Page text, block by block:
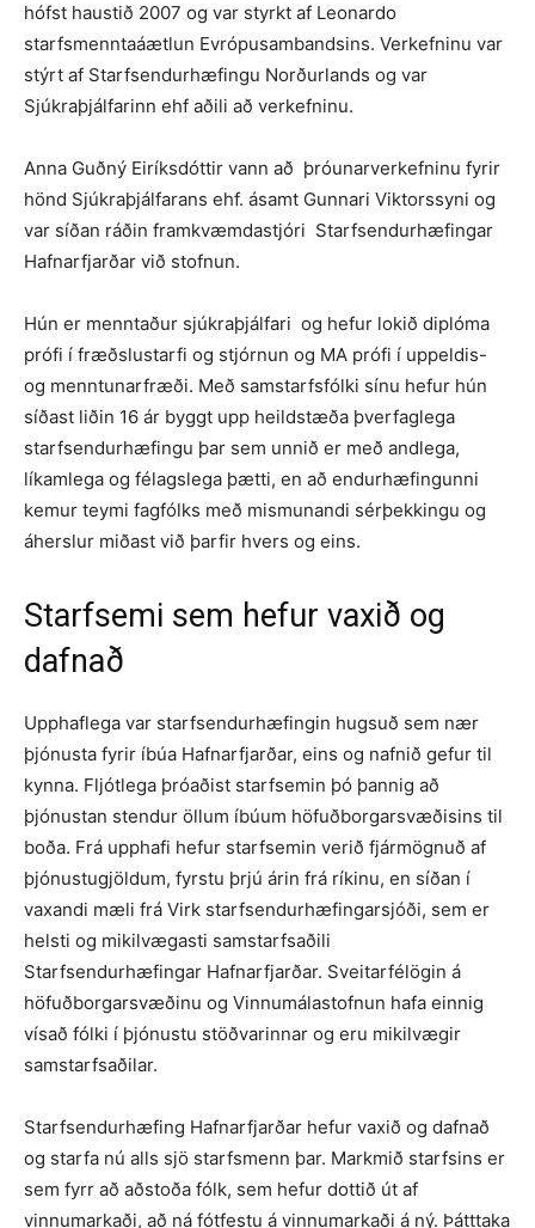
hófst haustið 2007 og var styrkt af Leonardo
starfsmenntaáætlun Evrópusambandsins. Verkefninu var
stýrt af Starfsendurhæfingu Norðurlands og var
Sjúkraþjálfarinn ehf aðili að verkefninu.
Anna Guðný Eiríksdóttir vann að þróunarverkefninu fyrir
hönd Sjúkraþjálfarans ehf. ásamt Gunnari Viktorssyni og
var síðan ráðin framkvæmdastjóri Starfsendurhæfingar
Hafnarfjarðar við stofnun.
Hún er menntaður sjúkraþjálfari og hefur lokið diplóma
prófi í fræðslustarfi og stjórnun og MA prófi í uppeldis-
og menntunarfræði. Með samstarfsfólki sínu hefur hún
síðast liðin 16 ár byggt upp heildstæða þverfaglega
starfsendurhæfingu þar sem unnið er með andlega,
líkamlega og félagslega þætti, en að endurhæfingunni
kemur teymi fagfólks með mismunandi sérþekkingu og
áherslur miðast við þarfir hvers og eins.
Starfsemi sem hefur vaxið og
dafnað
Upphaflega var starfsendurhæfingin hugsuð sem nær
þjónusta fyrir íbúa Hafnarfjarðar, eins og nafnið gefur til
kynna. Fljótlega þróaðist starfsemin þó þannig að
þjónustan stendur öllum íbúum höfuðborgarsvæðisins til
boða. Frá upphafi hefur starfsemin verið fjármögnuð af
þjónustugjöldum, fyrstu þrjú árin frá ríkinu, en síðan í
vaxandi mæli frá Virk starfsendurhæfingarsjóði, sem er
helsti og mikilvægasti samstarfsaðili
Starfsendurhæfingar Hafnarfjarðar. Sveitarfélögin á
höfuðborgarsvæðinu og Vinnumálastofnun hafa einnig
vísað fólki í þjónustu stöðvarinnar og eru mikilvægir
samstarfsaðilar.
Starfsendurhæfing Hafnarfjarðar hefur vaxið og dafnað
og starfa nú alls sjö starfsmenn þar. Markmið starfsins er
sem fyrr að aðstoða fólk, sem hefur dottið út af
vinnumarkaði, að ná fótfestu á vinnumarkaði á ný. Þátttaka